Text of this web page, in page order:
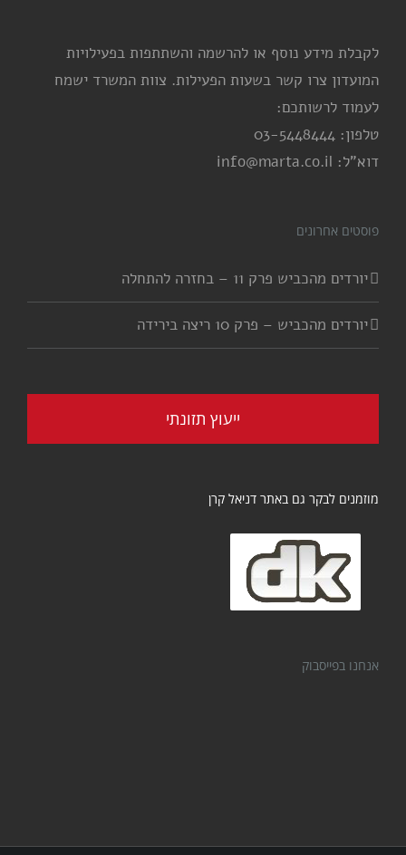
לקבלת מידע נוסף או להרשמה והשתתפות בפעילויות
המועדון צרו קשר בשעות הפעילות. צוות המשרד ישמח
לעמוד לרשותכם:
טלפון: 03-5448444
דוא"ל: info@marta.co.il
פוסטים אחרונים
יורדים מהכביש פרק 11 – בחזרה להתחלה
יורדים מהכביש – פרק 10 ריצה בירידה
ייעוץ תזונתי
מוזמנים לבקר גם באתר דניאל קרן
אנחנו בפייסבוק